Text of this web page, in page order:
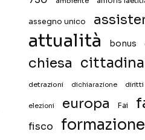
assegno unico
attualità bonus
chiesa
detrazioni dichiarazione diritti
elezioni europa Fai
fisco formazione